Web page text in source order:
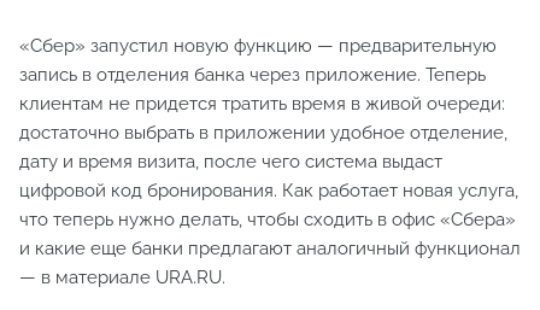
«Сбер» запустил новую функцию — предварительную
запись в отделения банка через приложение. Теперь
клиентам не придется тратить время в живой очереди:
достаточно выбрать в приложении удобное отделение,
дату и время визита, после чего система выдаст
цифровой код бронирования. Как работает новая услуга,
что теперь нужно делать, чтобы сходить в офис «Сбера»
и какие еще банки предлагают аналогичный функционал
— в материале URA.RU.